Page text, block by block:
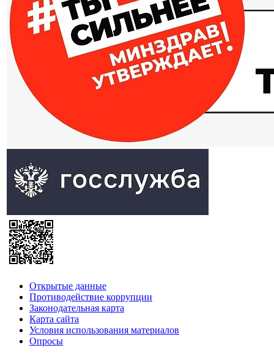
Открытые данные
Противодействие коррупции
Законодательная карта
Карта сайта
Условия использования материалов
Опросы